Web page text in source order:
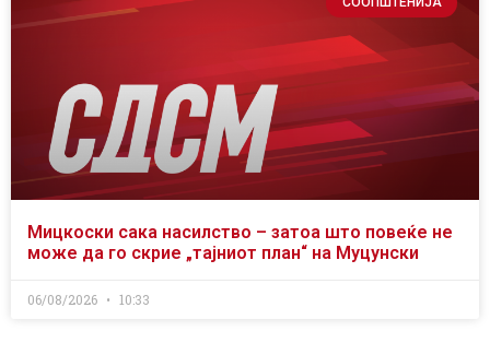
Мицкоски сака насилство – затоа што повеќе не
може да го скрие „тајниот план“ на Муцунски
06/08/2026 10:33